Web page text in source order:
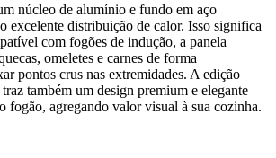
núcleo de alumínio e fundo em aço
excelente distribuição de calor. Isso significa
com fogões de indução, a panela
omeletes e carnes de forma
pontos crus nas extremidades. A edição
também um design premium e elegante
fogão, agregando valor visual à sua cozinha.